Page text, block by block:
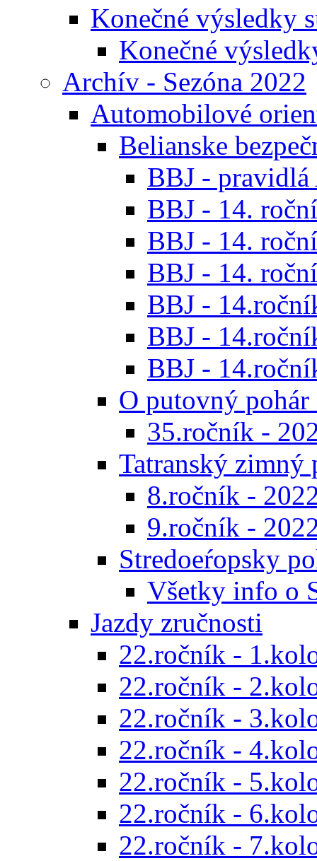
Konečné výsledky
Konečné
Archív - Sezóna 2022
Automobilové
Belianske
BBJ - pravidlá
BBJ - 14.
BBJ - 14.
BBJ - 14.
BBJ -
BBJ -
BBJ -
O putovný
35.ročník -
Tatranský zimný
8.ročník -
9.ročník -
Stredoeŕopsky
Všetky info o
Jazdy zručnosti
22.ročník -
22.ročník -
22.ročník -
22.ročník -
22.ročník -
22.ročník -
22.ročník -